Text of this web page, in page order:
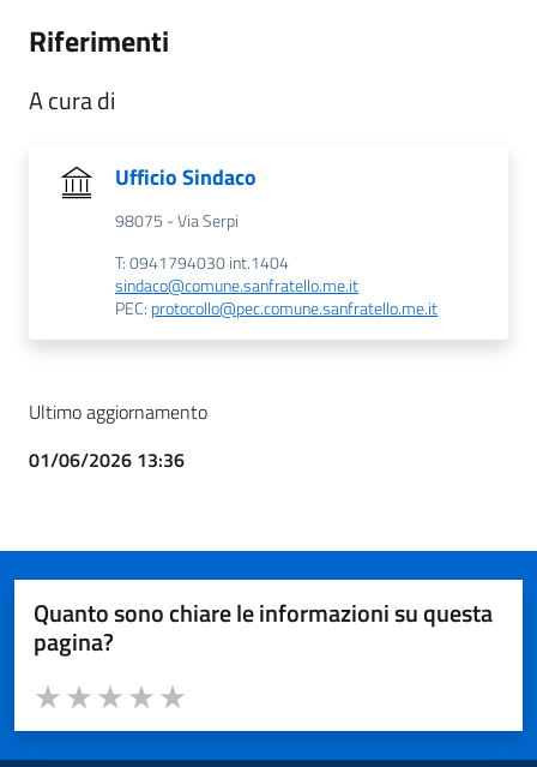
Riferimenti
A cura di
Ufficio Sindaco
98075 - Via Serpi
T: 0941794030 int.1404
sindaco@comune.sanfratello.me.it
PEC: protocollo@pec.comune.sanfratello.me.it
Ultimo aggiornamento
01/06/2026 13:36
Quanto sono chiare le informazioni su questa
pagina?
Valuta da 1 a 5 stelle la pagina
Valuta 5 stelle su 5
Valuta 4 stelle su 5
Valuta 3 stelle su 5
Valuta 2 stelle su 5
Valuta 1 stelle su 5